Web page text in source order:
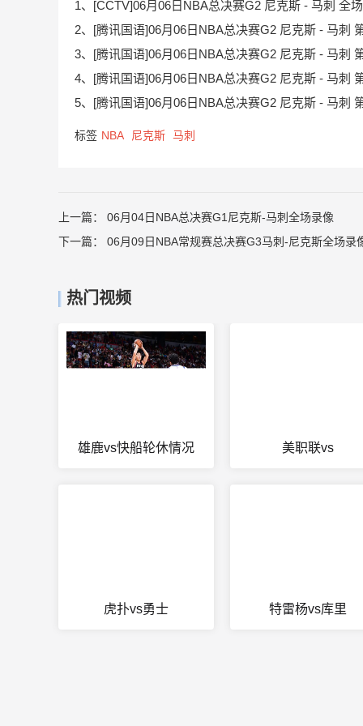
1、[CCTV]06月06日NBA总决赛G2 尼克斯 - 马刺 全
2、[腾讯国语]06月06日NBA总决赛G2 尼克斯 - 马刺
3、[腾讯国语]06月06日NBA总决赛G2 尼克斯 - 马刺
4、[腾讯国语]06月06日NBA总决赛G2 尼克斯 - 马刺
5、[腾讯国语]06月06日NBA总决赛G2 尼克斯 - 马刺
标签 NBA 尼克斯 马刺
上一篇： 06月04日NBA总决赛G1尼克斯-马刺全场录像
下一篇： 06月09日NBA常规赛总决赛G3马刺-尼克斯全场录
热门视频
雄鹿vs快船轮休情况 美职联vs
虎扑vs勇士 特雷杨vs库里